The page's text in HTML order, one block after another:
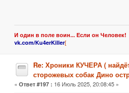
И один в поле воин... Если он Человек!
vk.com/Ku4erKiller[
Re: Хроники КУЧЕРА (
сторожевых собак Дино
« Ответ #197 : 16 Июль 2025, 20:08:45 »